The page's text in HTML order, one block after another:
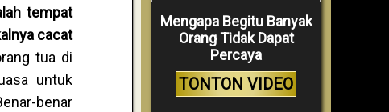
tempat
cacat
tua di
untuk
benar
Mengapa Begitu Banyak
Orang Tidak Dapat
Percaya
TONTON VIDEO